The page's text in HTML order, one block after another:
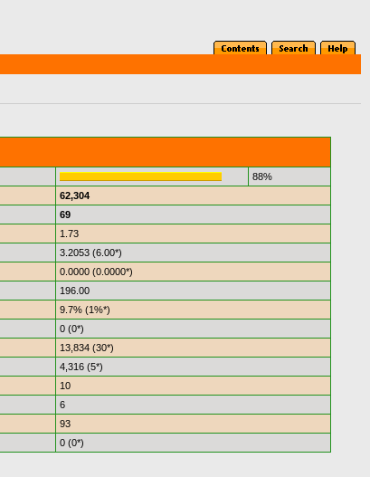
88%
62,304
69
1.73
3.2053 (6.00*)
0.0000 (0.0000*)
196.00
9.7% (1%*)
0 (0*)
13,834 (30*)
4,316 (5*)
10
6
93
0 (0*)